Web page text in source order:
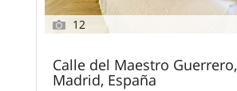
12
Calle del Maestro Guerrero,
Madrid, España